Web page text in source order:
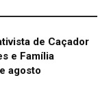
de Caçador
e Família
agosto